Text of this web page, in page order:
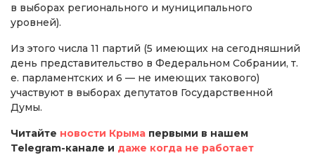
в выборах регионального и муниципального
уровней).
Из этого числа 11 партий (5 имеющих на сегодняшний
день представительство в Федеральном Собрании, т.
е. парламентских и 6 — не имеющих такового)
участвуют в выборах депутатов Государственной
Думы.
Читайте новости Крыма первыми в нашем
Telegram-канале и даже когда не работает